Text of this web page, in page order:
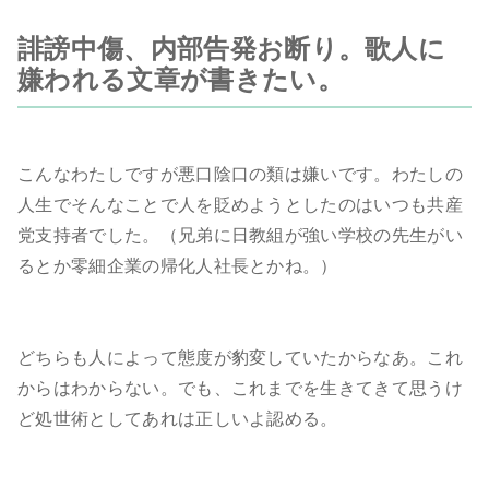
誹謗中傷、内部告発お断り。歌人に
嫌われる文章が書きたい。
こんなわたしですが悪口陰口の類は嫌いです。わたしの
人生でそんなことで人を貶めようとしたのはいつも共産
党支持者でした。（兄弟に日教組が強い学校の先生がい
るとか零細企業の帰化人社長とかね。）
どちらも人によって態度が豹変していたからなあ。これ
からはわからない。でも、これまでを生きてきて思うけ
ど処世術としてあれは正しいよ認める。